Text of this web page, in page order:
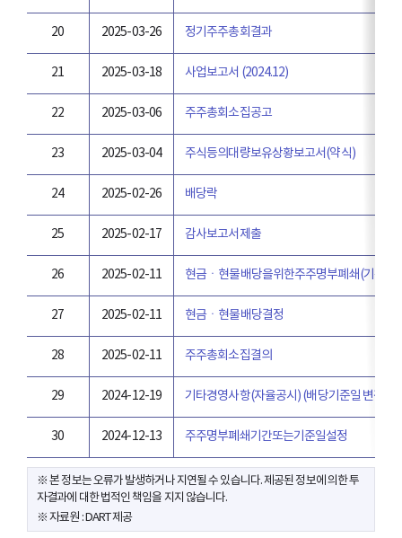
20 2025-03-26 정기주주총회결과
21 2025-03-18 사업보고서 (2024.12)
22 2025-03-06 주주총회소집공고
23 2025-03-04 주식등의대량보유상황보고서(약식)
24 2025-02-26 배당락
25 2025-02-17 감사보고서제출
26 2025-02-11 현금ㆍ현물배당을위한주주명부폐쇄(기준일)
27 2025-02-11 현금ㆍ현물배당결정
28 2025-02-11 주주총회소집결의
29 2024-12-19 기타경영사항(자율공시) (배당기준일 변경 안
30 2024-12-13 주주명부폐쇄기간또는기준일설정
※ 본 정보는 오류가 발생하거나 지연될 수 있습니다. 제공된 정보에 의한 투
자결과에 대한 법적인 책임을 지지 않습니다.
※ 자료원 : DART 제공